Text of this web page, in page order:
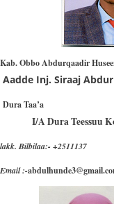
Kab. Obbo
Aadde Inj. Siraaj
Dura Taa’a
I/A Dura
lakk. Bilbilaa:- +2511137
Email :-abdulhunde3@gm